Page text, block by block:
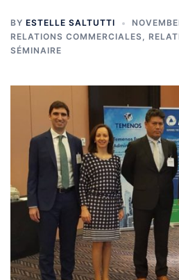
BY ESTELLE SALTUTTI
RELATIONS COMMERCIALES,
SÉMINAIRE